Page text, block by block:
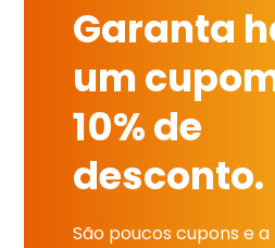
Garanta
um
10% de
desconto.
São poucos cupons e